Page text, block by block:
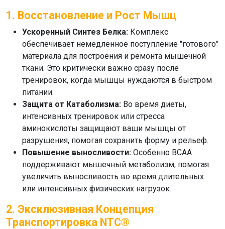
1. Восстановление и Рост Мышц
Ускоренный Синтез Белка: Комплекс
обеспечивает немедленное поступление "готового"
материала для построения и ремонта мышечной
ткани. Это критически важно сразу после
тренировок, когда мышцы нуждаются в быстром
питании.
Защита от Катаболизма: Во время диеты,
интенсивных тренировок или стресса
аминокислоты защищают ваши мышцы от
разрушения, помогая сохранить форму и рельеф.
Повышение выносливости: Особенно BCAA
поддерживают мышечный метаболизм, помогая
увеличить выносливость во время длительных
или интенсивных физических нагрузок.
2. Эксклюзивная Концепция
Транспортировка NTC®